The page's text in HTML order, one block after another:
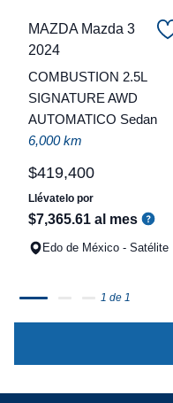
MAZDA Mazda 3
2024
COMBUSTION 2.5L
SIGNATURE AWD
AUTOMATICO Sedan
6,000 km
$419,400
Llévatelo por
$7,365.61 al mes
Edo de México - Satélite
1 de 1